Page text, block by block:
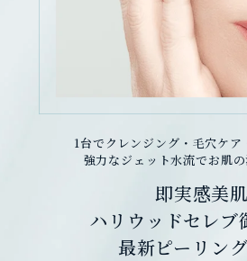
1台でクレンジング・毛穴ケ
強力なジェット水流でお肌
即実感美肌
ハリウッドセレブ
最新ピーリン